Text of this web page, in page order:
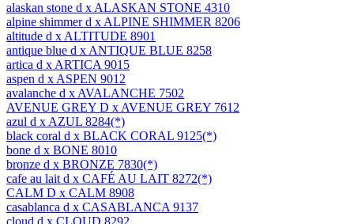
ALASKAN STONE 4310
ALPINE SHIMMER 8206
ALTITUDE 8901
ANTIQUE BLUE 8258
ARTICA 9015
ASPEN 9012
AVALANCHE 7502
AVENUE GREY 7612
AZUL 8284(*)
BLACK CORAL 9125(*)
BONE 8010
BRONZE 7830(*)
CAFÉ AU LAIT 8272(*)
CALM 8908
CASABLANCA 9137